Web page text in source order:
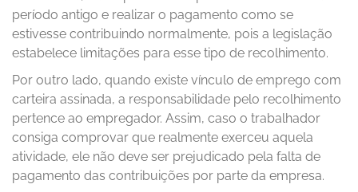
período antigo e realizar o pagamento como se
estivesse contribuindo normalmente, pois a legislação
estabelece limitações para esse tipo de recolhimento.
Por outro lado, quando existe vínculo de emprego com
carteira assinada, a responsabilidade pelo recolhimento
pertence ao empregador. Assim, caso o trabalhador
consiga comprovar que realmente exerceu aquela
atividade, ele não deve ser prejudicado pela falta de
pagamento das contribuições por parte da empresa.